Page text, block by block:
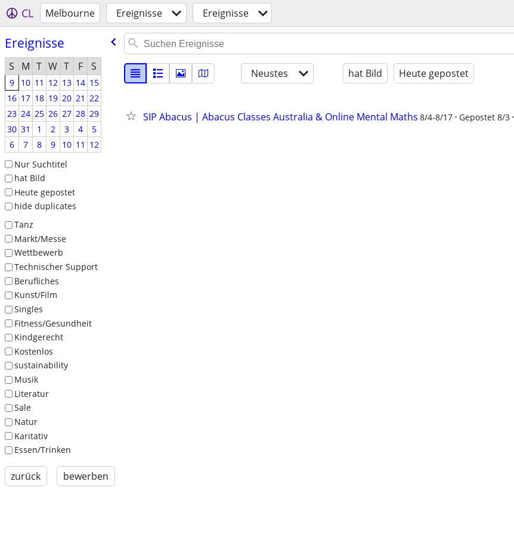
CL Melbourne Ereignisse Ereignisse
Ereignisse
S M T W T F S
9 10 11 12 13 14 15
16 17 18 19 20 21 22
23 24 25 26 27 28 29
30 31 1 2 3 4
5
6
7 8 9 10 11 12
Nur Suchtitel
hat Bild
Heute gepostet
hide duplicates
Tanz
Markt/Messe
Wettbewerb
Technischer Support
Berufliches
Kunst/Film
Singles
Fitness/Gesundheit
Kindgerecht
Kostenlos
sustainability
Musik
Literatur
Sale
Natur
Karitativ
Essen/Trinken
zurück bewerben
Neustes hat Bild Heute gepostet
SIP Abacus | Abacus Classes Australia & Online Mental Maths 8/4-8/17 Gepostet 8/3